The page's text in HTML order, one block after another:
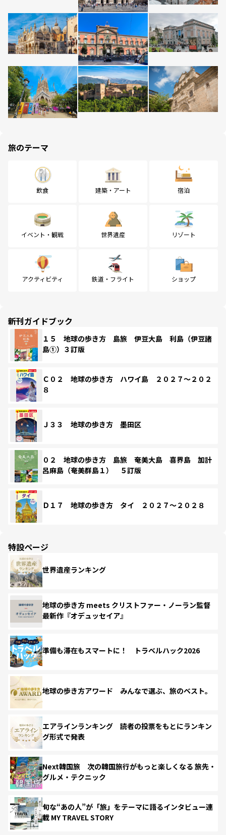
旅のテーマ
飲食 建築・アート 宿泊
イベント・観戦 世界遺産 リゾート
アクティビティ 鉄道・フライト ショップ
新刊ガイドブック
１５ 地球の歩き方 島旅 伊豆大島 利島（伊豆諸
島①）３訂版
Ｃ０２ 地球の歩き方 ハワイ島 ２０２７～２０２
８
Ｊ３３ 地球の歩き方 墨田区
０２ 地球の歩き方 島旅 奄美大島 喜界島 加計
呂麻島（奄美群島１） ５訂版
Ｄ１７ 地球の歩き方 タイ ２０２７～２０２８
特設ページ
世界遺産ランキング
地球の歩き方 meets クリストファー・ノーラン監督
最新作『オデュッセイア』
準備も滞在もスマートに！ トラベルハック2026
地球の歩き方アワード みんなで選ぶ、旅のベスト。
エアラインランキング 読者の投票をもとにランキン
グ形式で発表
Next韓国旅 次の韓国旅行がもっと楽しくなる 旅先・
グルメ・テクニック
旬な“あの人”が「旅」をテーマに語るインタビュー連
載 MY TRAVEL STORY